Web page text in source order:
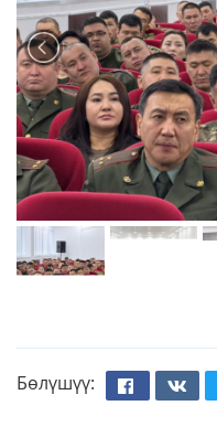
Бөлүшүү:
Facebook